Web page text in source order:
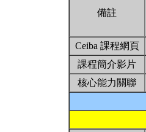
備註
Ceiba 課程網頁
課程簡介影片
核心能力關聯